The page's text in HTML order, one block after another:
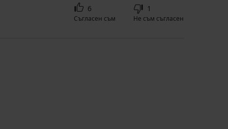
6
Съгласен съм
1
Не съм съгласен